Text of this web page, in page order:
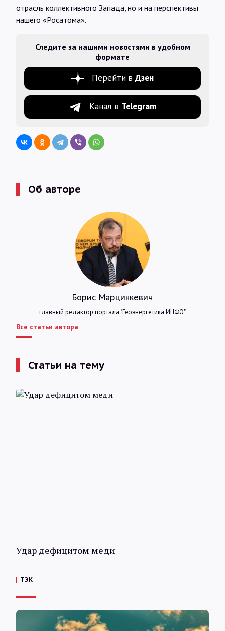
отрасль коллективного Запада, но и на перспективы
нашего «Росатома».
Следите за нашими новостями в удобном
формате
Перейти в Дзен
Канал в Telegram
Об авторе
Борис Марцинкевич
главный редактор портала "Геоэнергетика ИНФО"
Все статьи автора
Статьи на тему
Удар дефицитом меди
ТЭК